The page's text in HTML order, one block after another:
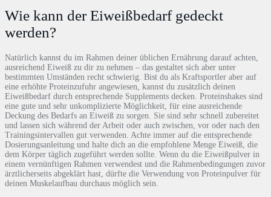
Wie kann der Eiweißbedarf gedeckt
werden?
Natürlich kannst du im Rahmen deiner üblichen Ernährung darauf achten,
ausreichend Eiweiß zu dir zu nehmen – das gestaltet sich aber unter
bestimmten Umständen recht schwierig. Bist du als Kraftsportler aber auf
eine erhöhte Proteinzufuhr angewiesen, kannst du zusätzlich deinen
Eiweißbedarf durch entsprechende Supplements decken. Proteinshakes sind
eine gute und sehr unkomplizierte Möglichkeit, für eine ausreichende
Deckung des Bedarfs an Eiweiß zu sorgen. Sie sind sehr schnell zubereitet
und lassen sich während der Arbeit oder auch zwischen, vor oder nach den
Trainingsintervallen gut verwenden. Achte immer auf die entsprechende
Dosierungsanleitung und halte dich an die empfohlene Menge Eiweiß, die
dem Körper täglich zugeführt werden sollte. Wenn du die Eiweißpulver in
einem vernünftigen Rahmen verwendest und die Rahmenbedingungen zuvor
ärztlicherseits abgeklärt hast, dürfte die Verwendung von Proteinpulver für
deinen Muskelaufbau durchaus möglich sein.